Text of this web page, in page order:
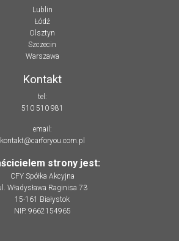
Lublin
Łódź
Olsztyn
Szczecin
Warszawa
Kontakt
tel:
510 510 981
email:
kontakt@carforyou.com.pl
strony jest:
CFY Spółka Akcyjna
Władysława Raginisa 73
15-161 Białystok
NIP. 9662154965